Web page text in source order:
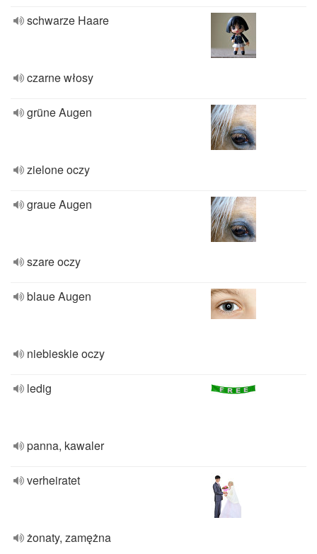
schwarze Haare
czarne włosy
grüne Augen
zielone oczy
graue Augen
szare oczy
blaue Augen
niebieskie oczy
ledig
panna, kawaler
verheiratet
żonaty, zamężna